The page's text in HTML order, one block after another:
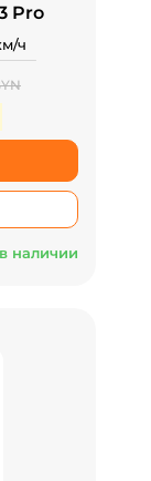
Pro
ч
в наличии